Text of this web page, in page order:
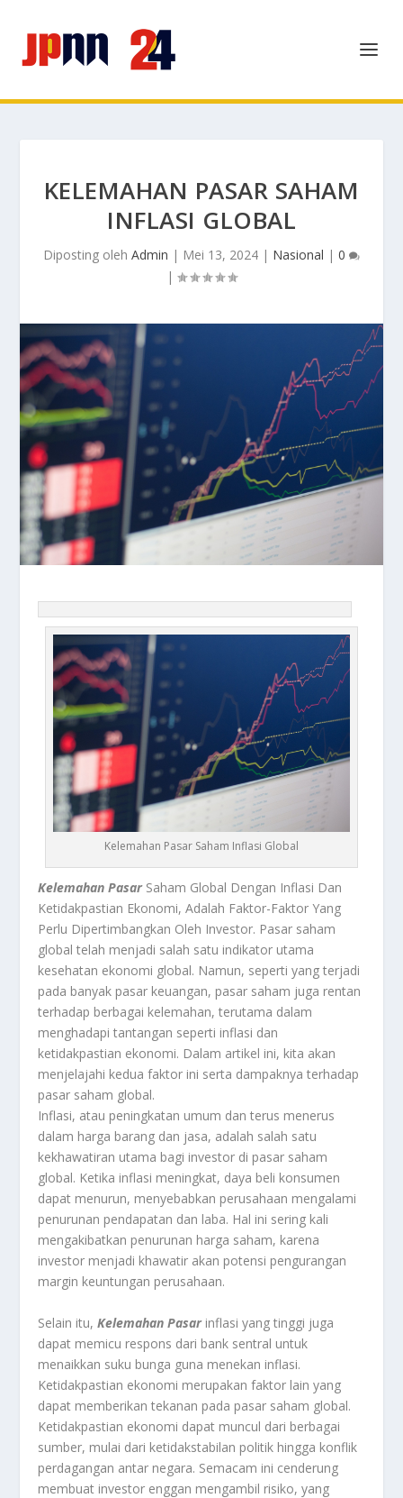
KELEMAHAN PASAR SAHAM
INFLASI GLOBAL
Diposting oleh Admin | Mei 13, 2024 | Nasional | 0
|
Kelemahan Pasar Saham Inflasi Global
Kelemahan PasarSaham Global Dengan Inflasi Dan
Ketidakpastian Ekonomi, Adalah Faktor-Faktor Yang
Perlu Dipertimbangkan Oleh Investor. Pasar saham
global telah menjadi salah satu indikator utama
kesehatan ekonomi global. Namun, seperti yang terjadi
pada banyak pasar keuangan, pasar saham juga rentan
terhadap berbagai kelemahan, terutama dalam
menghadapi tantangan seperti inflasi dan
ketidakpastian ekonomi. Dalam artikel ini, kita akan
menjelajahi kedua faktor ini serta dampaknya terhadap
pasar saham global.
Inflasi, atau peningkatan umum dan terus menerus
dalam harga barang dan jasa, adalah salah satu
kekhawatiran utama bagi investor di pasar saham
global. Ketika inflasi meningkat, daya beli konsumen
dapat menurun, menyebabkan perusahaan mengalami
penurunan pendapatan dan laba. Hal ini sering kali
mengakibatkan penurunan harga saham, karena
investor menjadi khawatir akan potensi pengurangan
margin keuntungan perusahaan.
Selain itu,Kelemahan Pasarinflasi yang tinggi juga
dapat memicu respons dari bank sentral untuk
menaikkan suku bunga guna menekan inflasi.
Ketidakpastian ekonomi merupakan faktor lain yang
dapat memberikan tekanan pada pasar saham global.
Ketidakpastian ekonomi dapat muncul dari berbagai
sumber, mulai dari ketidakstabilan politik hingga konflik
perdagangan antar negara. Semacam ini cenderung
membuat investor enggan mengambil risiko, yang